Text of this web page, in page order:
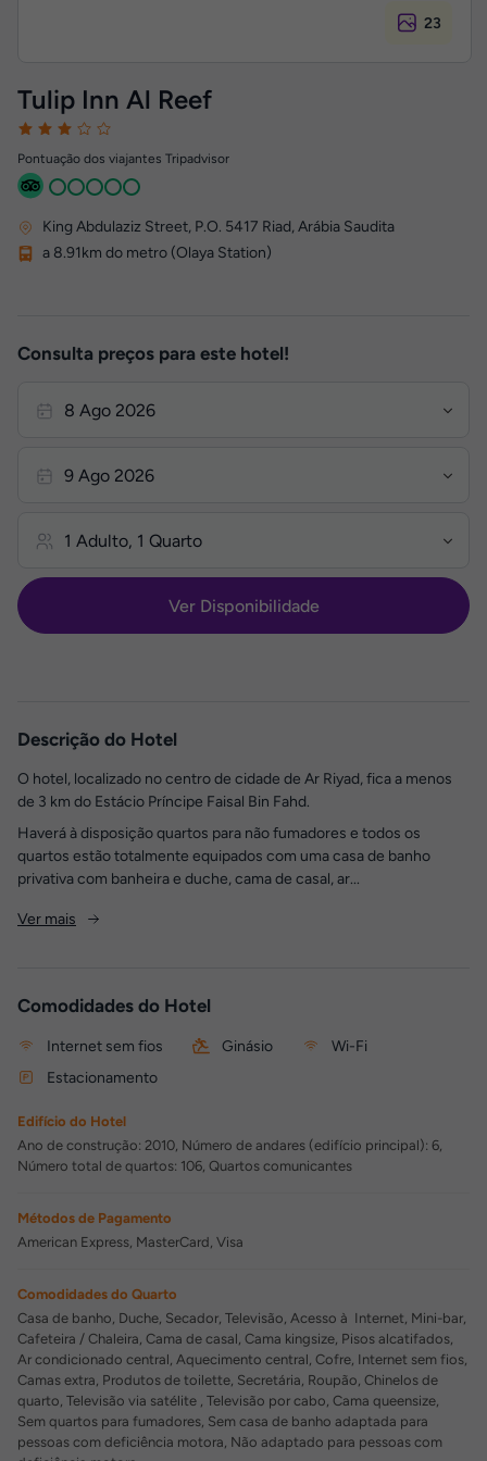
23
Tulip Inn Al Reef
Pontuação dos viajantes Tripadvisor
King Abdulaziz Street, P.O. 5417 Riad, Arábia Saudita
a 8.91km do metro (Olaya Station)
Consulta preços para este hotel!
Ver Disponibilidade
Descrição do Hotel
O hotel, localizado no centro de cidade de Ar Riyad, fica a menos
de 3 km do Estácio Príncipe Faisal Bin Fahd.
Haverá à disposição quartos para não fumadores e todos os
quartos estão totalmente equipados com uma casa de banho
privativa com banheira e duche, cama de casal, ar...
Ver mais
Comodidades do Hotel
Internet sem fios Ginásio
Wi-Fi
Estacionamento
Edifício do Hotel
Ano de construção: 2010, Número de andares (edifício principal): 6,
Número total de quartos: 106, Quartos comunicantes
Métodos de Pagamento
American Express, MasterCard, Visa
Comodidades do Quarto
Casa de banho, Duche, Secador, Televisão, Acesso à Internet, Mini-bar,
Cafeteira / Chaleira, Cama de casal, Cama kingsize, Pisos alcatifados,
Ar condicionado central, Aquecimento central, Cofre, Internet sem fios,
Camas extra, Produtos de toilette, Secretária, Roupão, Chinelos de
quarto, Televisão via satélite , Televisão por cabo, Cama queensize,
Sem quartos para fumadores, Sem casa de banho adaptada para
pessoas com deficiência motora, Não adaptado para pessoas com